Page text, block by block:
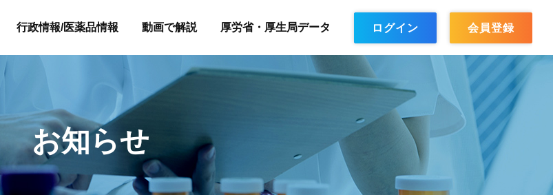
行政情報/医薬品情報 動画で解説 厚労省・厚生局データ ログイン 会員登録
お知らせ